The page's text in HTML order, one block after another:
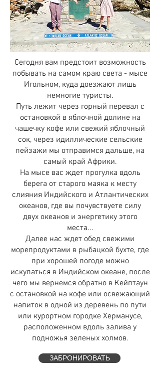
Сегодня вам предстоит возможность
побывать на самом краю света - мысе
Игольном, куда доезжают лишь
немногие туристы.
Путь лежит через горный перевал с
остановкой в яблочной долине на
чашечку кофе или свежий яблочный
сок, через идиллические сельские
пейзажи мы отправимся дальше, на
самый край Африки.
На мысе вас ждет прогулка вдоль
берега от старого маяка к месту
слияния Индийского и Атлантических
океанов, где вы почувствуете силу
двух океанов и энергетику этого
места...
Далее нас ждет обед свежими
морепродуктами в рыбацкой бухте, где
при хорошей погоде можно
искупаться в Индийском океане, после
чего мы вернемся обратно в Кейптаун
с остановкой на кофе или освежающий
напиток в одной из деревень по пути
или курортном городке Херманусе,
расположенном вдоль залива у
подножья зеленых холмов.
ЗАБРОНИРОВАТЬ